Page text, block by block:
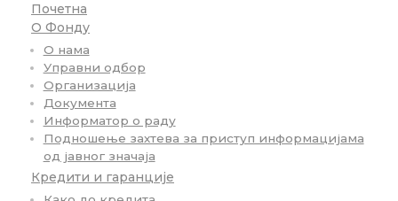
Почетна
О Фонду
О нама
Управни одбор
Организација
Документа
Информатор о раду
Подношење захтева за приступ информацијама
од јавног значаја
Кредити и гаранције